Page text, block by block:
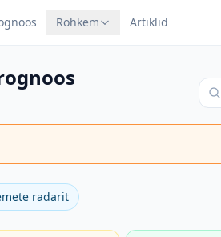
Rohkem Artiklid
radarit